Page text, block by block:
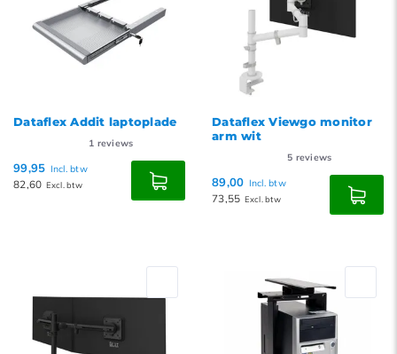
Dataflex Addit laptoplade
1 reviews
99,95 Incl. btw
82,60 Excl. btw
Dataflex Viewgo monitor
arm wit
5 reviews
89,00 Incl. btw
73,55 Excl. btw